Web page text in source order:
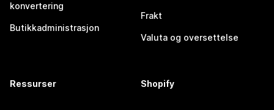
konvertering
Butikkadministrasjon
Frakt
Valuta og oversettelse
Ressurser Shopify